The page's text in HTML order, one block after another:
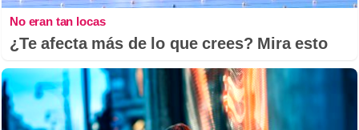
No eran tan locas
¿Te afecta más de lo que crees? Mira esto